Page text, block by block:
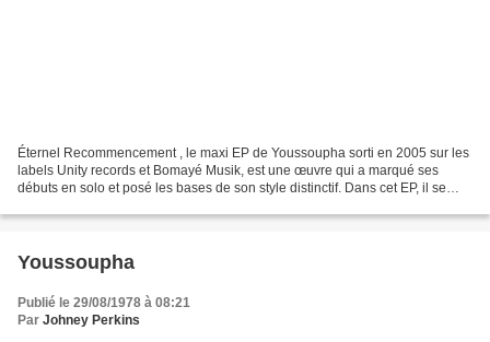
Éternel Recommencement , le maxi EP de Youssoupha sorti en 2005 sur les
labels Unity records et Bomayé Musik, est une œuvre qui a marqué ses
débuts en solo et posé les bases de son style distinctif. Dans cet EP, il se
Youssoupha
Publié le 29/08/1978 à 08:21
Par Johney Perkins